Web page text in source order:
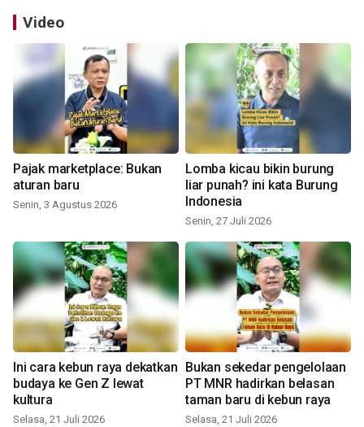
Video
Pajak marketplace: Bukan
aturan baru
Senin, 3 Agustus 2026
Lomba kicau bikin burung
liar punah? ini kata Burung
Indonesia
Senin, 27 Juli 2026
Ini cara kebun raya dekatkan
budaya ke Gen Z lewat
kultura
Selasa, 21 Juli 2026
Bukan sekedar pengelolaan
PT MNR hadirkan belasan
taman baru di kebun raya
Selasa, 21 Juli 2026